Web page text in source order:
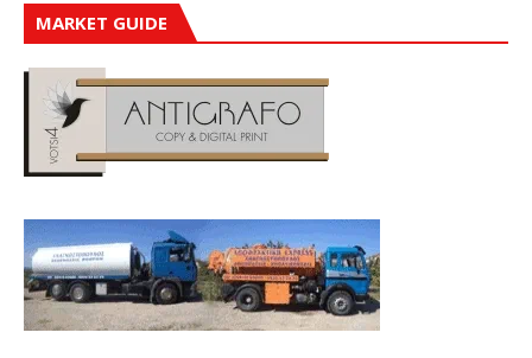
MARKET GUIDE